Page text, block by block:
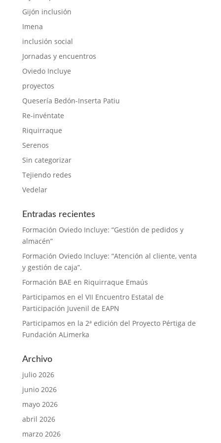
Gijón inclusión
Imena
inclusión social
Jornadas y encuentros
Oviedo Incluye
proyectos
Quesería Bedón-Inserta Patiu
Re-invéntate
Riquirraque
Serenos
Sin categorizar
Tejiendo redes
Vedelar
Entradas recientes
Formación Oviedo Incluye: “Gestión de pedidos y
almacén”
Formación Oviedo Incluye: “Atención al cliente, venta
y gestión de caja”.
Formación BAE en Riquirraque Emaús
Participamos en el VII Encuentro Estatal de
Participación Juvenil de EAPN
Participamos en la 2ª edición del Proyecto Pértiga de
Fundación ALimerka
Archivo
julio 2026
junio 2026
mayo 2026
abril 2026
marzo 2026